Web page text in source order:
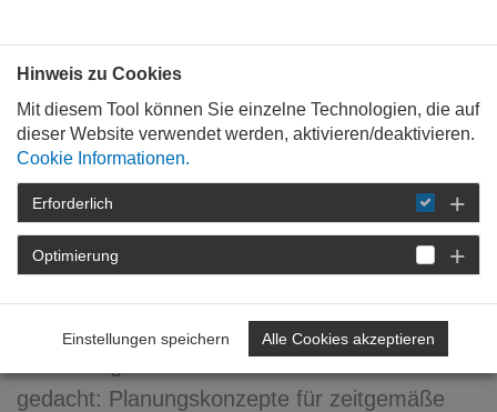
STARTSEITE
DETAIL
Arbeitsräume neu gedacht
Vollständiger Titel: Arbeitsräume neu
gedacht: Planungskonzepte für zeitgemäße
Hinweis zu Cookies
Mit diesem Tool können Sie einzelne Technologien, die auf
dieser Website verwendet werden, aktivieren/deaktivieren.
Cookie Informationen.
Erforderlich
Optimierung
Einstellungen speichern Alle Cookies akzeptieren